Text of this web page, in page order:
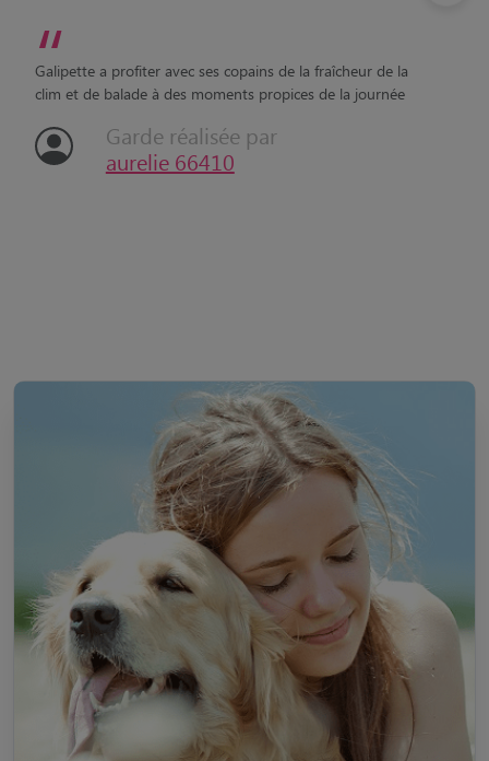
“
Galipette a profiter avec ses copains de la fraîcheur de la
clim et de balade à des moments propices de la journée
Garde réalisée par
aurelie 66410